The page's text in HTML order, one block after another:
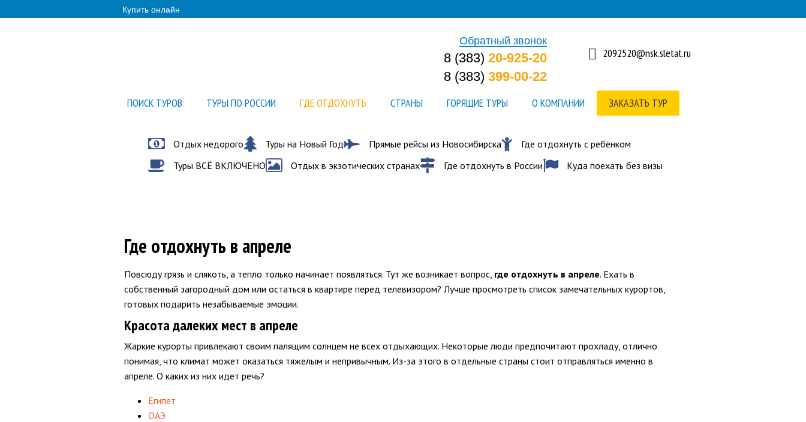
Купить онлайн
Обратный звонок
8 (383) 20-925-20
8 (383) 399-00-22
2092520@nsk.sletat.ru
ПОИСК ТУРОВ ТУРЫ ПО РОССИИ ГДЕ ОТДОХНУТЬ СТРАНЫ ГОРЯЩИЕ ТУРЫ О КОМПАНИИ ЗАКАЗАТЬ ТУР
Отдых недорого Туры на Новый Год Прямые рейсы из Новосибирска
Где отдохнуть с ребёнком
Туры ВСЁ ВКЛЮЧЕНО
Отдых в экзотических странах Где отдохнуть в России Куда поехать без визы
Где отдохнуть в апреле
Повсюду грязь и слякоть, а тепло только начинает появляться. Тут же возникает вопрос, где отдохнуть в апреле. Ехать в
собственный загородный дом или остаться в квартире перед телевизором? Лучше просмотреть список замечательных курортов,
готовых подарить незабываемые эмоции.
Красота далеких мест в апреле
Жаркие курорты привлекают своим палящим солнцем не всех отдыхающих. Некоторые люди предпочитают прохладу, отлично
понимая, что климат может оказаться тяжелым и непривычным. Из-за этого в отдельные страны стоит отправляться именно в
апреле. О каких из них идет речь?
Египет
ОАЭ